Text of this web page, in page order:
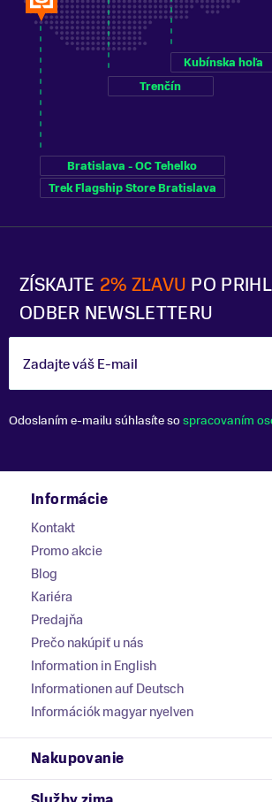
ZÍSKAJTE 2% ZĽAVU PO
ODBER NEWSLETTERU
Zadajte váš E-mail
Odoslaním e-mailu súhlasíte sospracovaním
Bratislava - OC Tehelko
Trek Flagship Store Bratislava
Trenčín
Kubínska hoľa
Informácie
Kontakt
Promo akcie
Blog
Kariéra
Predajňa
Prečo nakúpiť u nás
Information in English
Informationen auf Deutsch
Információk magyar nyelven
Nakupovanie